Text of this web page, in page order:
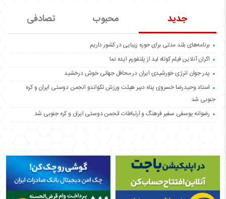
جدید محبوب تصادفی
برنامه‌های بلند مدتی برای حوزه زیبایی در کشور داریم
اکران آنلاین فیلم کوتاه لید از پلتفورم ایده نما
پدر جوان انرژی خورشیدی ایران در محافل جهانی خوش درخشید
استاد وحیدرضا خسروی پناه دبیر هیئت ورزش تکواندو انجمن دوستی ایران و کره
جنوبی شد
رضوانه یوسفی سفیر فرهنگ و ارتباطات انجمن دوستی ایران و کره جنوبی شد